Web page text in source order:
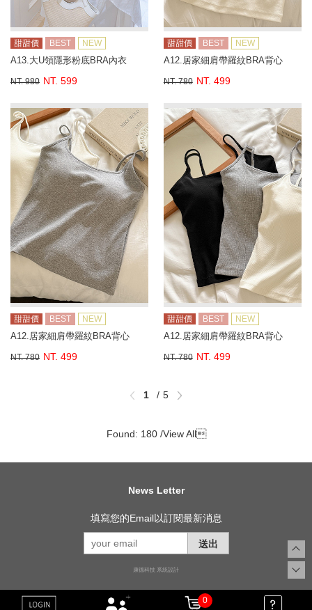
甜甜價 BEST NEW
A13.大U領隱形粉底BRA內衣
NT. 980 NT. 599
甜甜價 BEST NEW
A12.居家細肩帶羅紋BRA背心
NT. 780 NT. 499
甜甜價 BEST NEW
A12.居家細肩帶羅紋BRA背心
NT. 780 NT. 499
甜甜價 BEST NEW
A12.居家細肩帶羅紋BRA背心
NT. 780 NT. 499
1 5
Found: 180 /View All
News Letter
填寫您的Email以訂閱最新消息
送出
康德科技 系統設計
0